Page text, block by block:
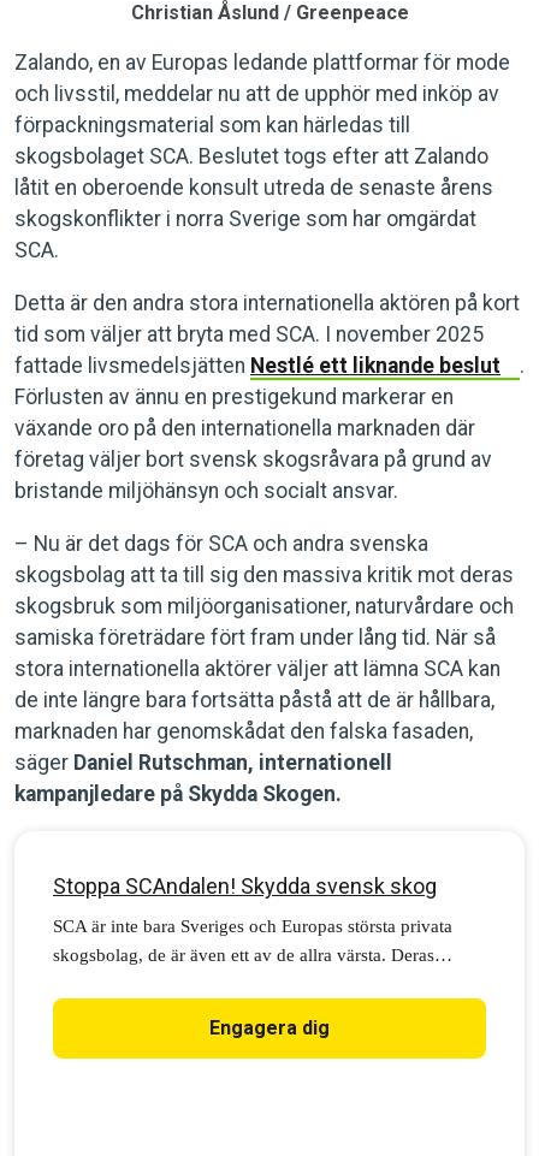
Christian Åslund / Greenpeace
Zalando, en av Europas ledande plattformar för mode
och livsstil, meddelar nu att de upphör med inköp av
förpackningsmaterial som kan härledas till
skogsbolaget SCA. Beslutet togs efter att Zalando
låtit en oberoende konsult utreda de senaste årens
skogskonflikter i norra Sverige som har omgärdat
SCA.
Detta är den andra stora internationella aktören på kort
tid som väljer att bryta med SCA. I november 2025
fattade livsmedelsjätten Nestlé ett liknande beslut
.
Förlusten av ännu en prestigekund markerar en
växande oro på den internationella marknaden där
företag väljer bort svensk skogsråvara på grund av
bristande miljöhänsyn och socialt ansvar.
– Nu är det dags för SCA och andra svenska
skogsbolag att ta till sig den massiva kritik mot deras
skogsbruk som miljöorganisationer, naturvårdare och
samiska företrädare fört fram under lång tid. När så
stora internationella aktörer väljer att lämna SCA kan
de inte längre bara fortsätta påstå att de är hållbara,
marknaden har genomskådat den falska fasaden,
säger Daniel Rutschman, internationell
kampanjledare på Skydda Skogen.
Stoppa SCAndalen! Skydda svensk skog
SCA är inte bara Sveriges och Europas största privata
skogsbolag, de är även ett av de allra värsta. Deras
och kränker samers rättigheter – vill du höja din röst för
Engagera dig